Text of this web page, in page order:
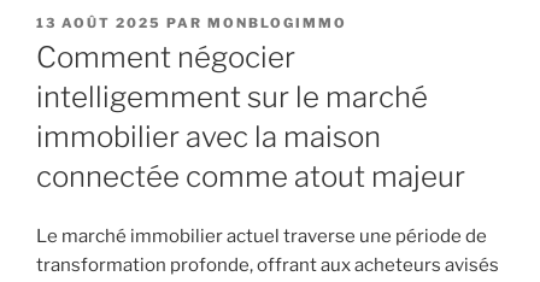
PUBLIÉ
LE
13 AOÛT 2025 PAR MONBLOGIMMO
Comment négocier
intelligemment sur le marché
immobilier avec la maison
connectée comme atout majeur
Le marché immobilier actuel traverse une période de
transformation profonde, offrant aux acheteurs avisés